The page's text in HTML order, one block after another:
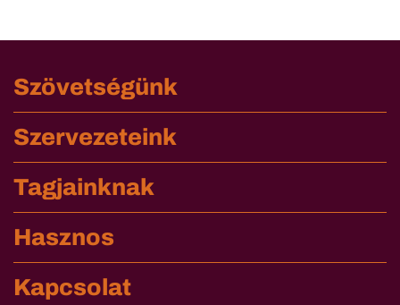
Szövetségünk
Szervezeteink
Tagjainknak
Hasznos
Kapcsolat